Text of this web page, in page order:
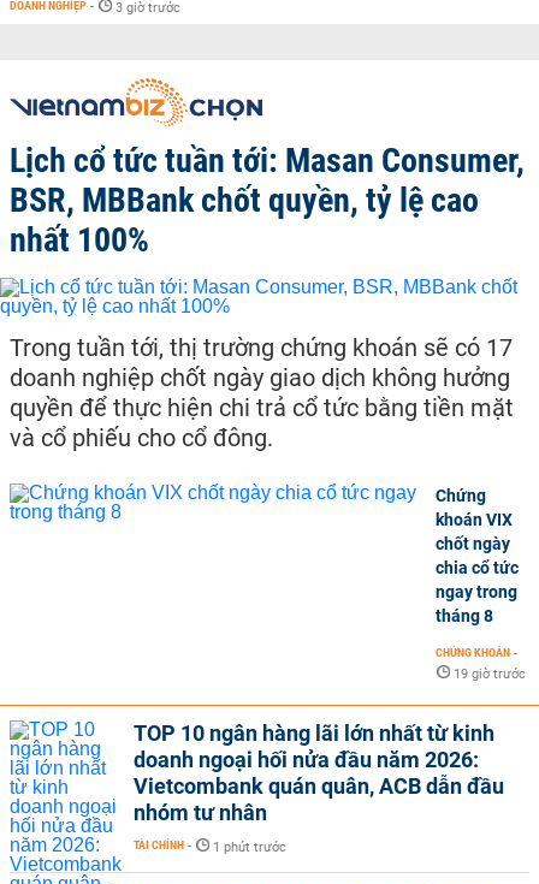
DOANH NGHIỆP - 3 giờ trước
Lịch cổ tức tuần tới: Masan Consumer,
BSR, MBBank chốt quyền, tỷ lệ cao
nhất 100%
Trong tuần tới, thị trường chứng khoán sẽ có 17
doanh nghiệp chốt ngày giao dịch không hưởng
quyền để thực hiện chi trả cổ tức bằng tiền mặt
và cổ phiếu cho cổ đông.
Chứng
khoán VIX
chốt ngày
chia cổ tức
ngay trong
tháng 8
CHỨNG KHOÁN -
19 giờ trước
TOP 10 ngân hàng lãi lớn nhất từ kinh
doanh ngoại hối nửa đầu năm 2026:
Vietcombank quán quân, ACB dẫn đầu
nhóm tư nhân
TÀI CHÍNH - 1 phút trước